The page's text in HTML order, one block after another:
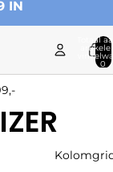
IN
Totaal
0